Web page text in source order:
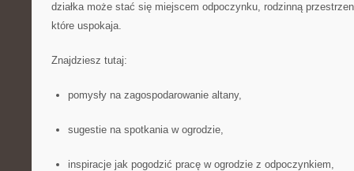
działka może stać się miejscem odpoczynku, rodzinną
które uspokaja.
Znajdziesz tutaj:
pomysły na zagospodarowanie altany,
sugestie na spotkania w ogrodzie,
inspiracje jak pogodzić pracę w ogrodzie z odpoczynkiem,